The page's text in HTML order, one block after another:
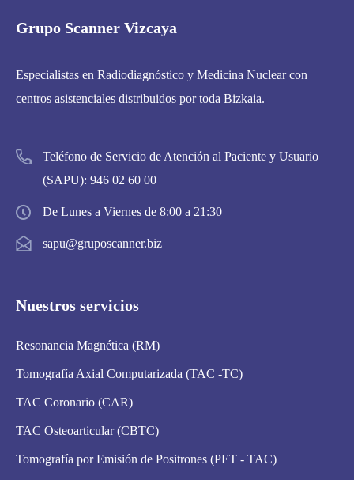
Grupo Scanner Vizcaya
Especialistas en Radiodiagnóstico y Medicina Nuclear con
centros asistenciales distribuidos por toda Bizkaia.
Teléfono de Servicio de Atención al Paciente y Usuario
(SAPU): 946 02 60 00
De Lunes a Viernes de 8:00 a 21:30
sapu@gruposcanner.biz
Nuestros servicios
Resonancia Magnética (RM)
Tomografía Axial Computarizada (TAC -TC)
TAC Coronario (CAR)
TAC Osteoarticular (CBTC)
Tomografía por Emisión de Positrones (PET - TAC)